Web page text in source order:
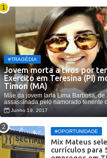
#TRAGÉDIA
Jovem morta a tiros por
Exército em Teresina (PI)
Timon (MA)
Mãe da jovem Iarla Lima Barbosa, de
assassinada pelo namorado tenente
Junho 19, 2017
#OPORTUNIDADE
Mix Mateus
currículos para